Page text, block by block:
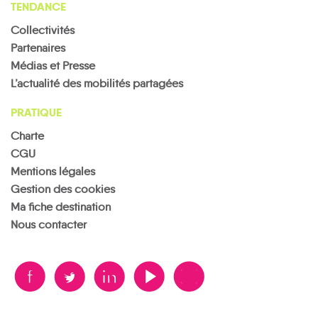
TENDANCE
Collectivités
Partenaires
Médias et Presse
L’actualité des mobilités partagées
PRATIQUE
Charte
CGU
Mentions légales
Gestion des cookies
Ma fiche destination
Nous contacter
B A D F V